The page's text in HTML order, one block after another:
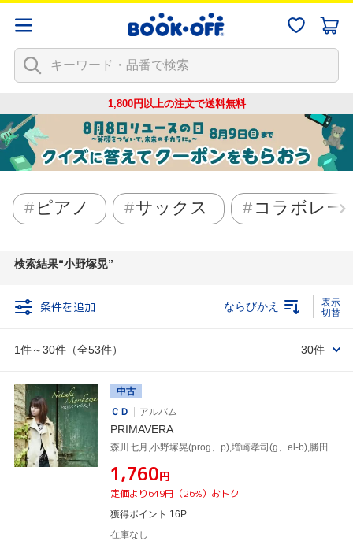
1,800円以上の注文で送料無料
ピアノ サックス コラボレー
検索結果 小野塚晃
条件を追加
1件～30件（全53件）
ならびかえ
30件
中古
ＣＤ
アルバム
PRIMAVERA
¥1,760円
定価より649円（26%）おトク
獲得ポイント 16P
在庫なし